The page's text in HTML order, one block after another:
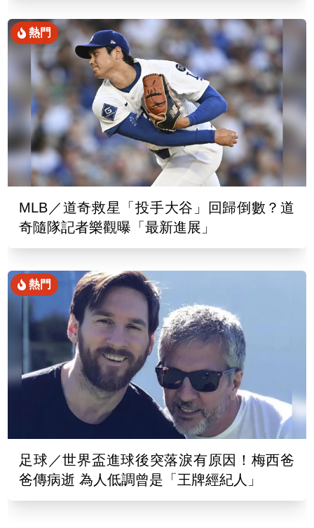
熱門
MLB／道奇救星「投手大谷」回歸倒數？道
奇隨隊記者樂觀曝「最新進展」
熱門
足球／世界盃進球後突落淚有原因！梅西爸
爸傳病逝 為人低調曾是「王牌經紀人」